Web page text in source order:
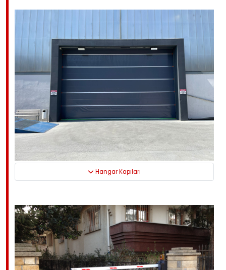
Hangar Kapıları